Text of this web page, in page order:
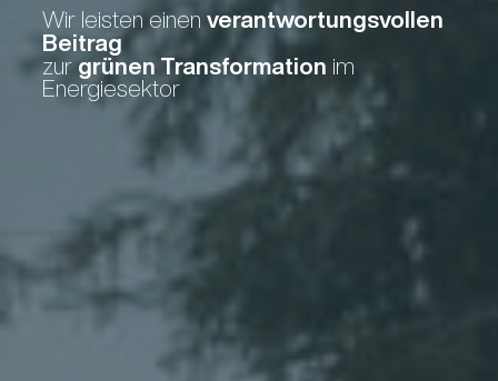
Wir leisten einenverantwortungsvollen
Beitrag
zurgrünen Transformation im
Energiesektor